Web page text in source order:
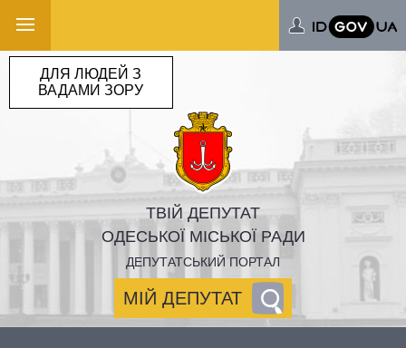
ТВІЙ ДЕПУТАТ
ОДЕСЬКОЇ МІСЬКОЇ РАДИ
ДЕПУТАТСЬКИЙ ПОРТАЛ
МІЙ ДЕПУТАТ
ДЛЯ ЛЮДЕЙ З
ВАДАМИ ЗОРУ